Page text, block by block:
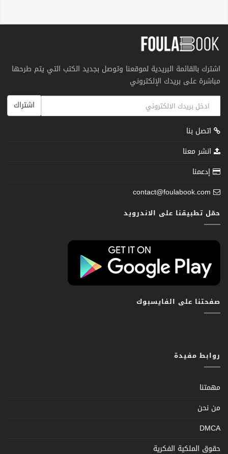
اشترك بالقائمة البريدية لموقعنا وتوصل بجديد الكتب التي يتم طرحها
مباشرة على بريدك الإلكتروني
اشتراك
اتصل بنا
انشر معنا
إدعمنا
contact@foulabook.com
حمّل تطبيقنا على الاندرويد
صفحتنا على الفايسبوك
روابط مفيدة
مهمتنا
من نحن
DMCA
حقوق الملكية الفكرية